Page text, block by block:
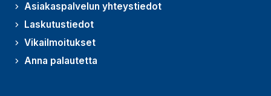
Asiakaspalvelun yhteystiedot
Laskutustiedot
Vikailmoitukset
Anna palautetta
(Avautuu uudessa ikkunassa)